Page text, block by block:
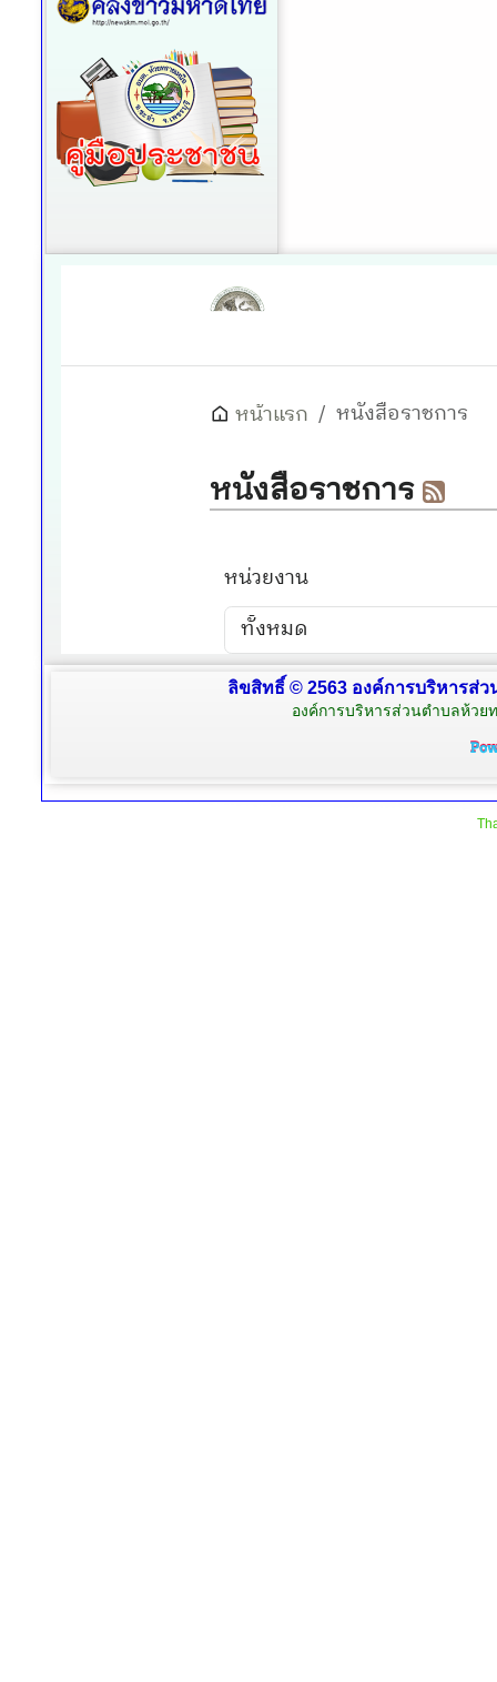
ลิขสิทธิ์ © 2563 องค์การบริหารส่
องค์การบริหารส่วนตำบลห้วย